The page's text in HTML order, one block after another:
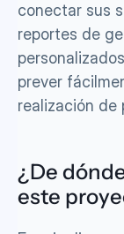
conectar sus
reportes de
prever
realización de
¿De
este